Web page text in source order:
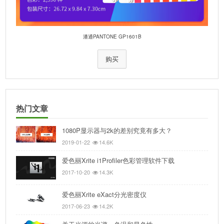
潘通PANTONE GP1601B
购买
热门文章
1080P显示器与2k的差别究竟有多大？
2019-01-22 14.6K
爱色丽Xrite i1Profiler色彩管理软件下载
2017-10-20 14.3K
爱色丽Xrite eXact分光密度仪
2017-06-23 14.2K